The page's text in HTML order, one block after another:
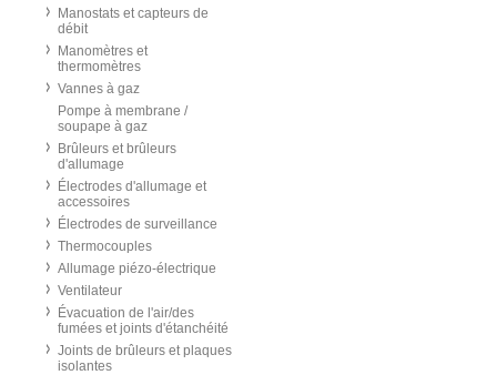
Manostats et capteurs de
débit
Manomètres et
thermomètres
Vannes à gaz
Pompe à membrane /
soupape à gaz
Brûleurs et brûleurs
d'allumage
Électrodes d'allumage et
accessoires
Électrodes de surveillance
Thermocouples
Allumage piézo-électrique
Ventilateur
Évacuation de l'air/des
fumées et joints d'étanchéité
Joints de brûleurs et plaques
isolantes